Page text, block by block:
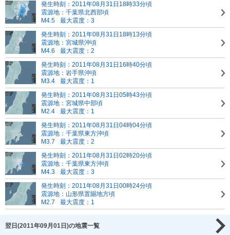
発生時刻：2011年08月31日18時33分頃
震源地：千葉県北西部頃
M4.5
最大震度：3
発生時刻：2011年08月31日18時13分頃
震源地：宮城県沖頃
M4.6
最大震度：2
発生時刻：2011年08月31日16時40分頃
震源地：岩手県沖頃
M3.4
最大震度：1
発生時刻：2011年08月31日05時43分頃
震源地：宮城県中部頃
M2.4
最大震度：1
発生時刻：2011年08月31日04時04分頃
震源地：千葉県東方沖頃
M3.7
最大震度：2
発生時刻：2011年08月31日02時20分頃
震源地：千葉県東方沖頃
M4.3
最大震度：3
発生時刻：2011年08月31日00時24分頃
震源地：山形県置賜地方頃
M2.7
最大震度：1
翌日(2011年09月01日)の地震一覧